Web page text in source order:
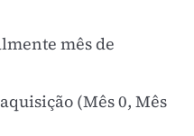
mês de
(Mês 0, Mês